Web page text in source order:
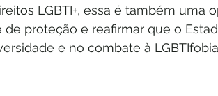
LGBTI+, essa é também uma
proteção e reafirmar que o
e no combate à